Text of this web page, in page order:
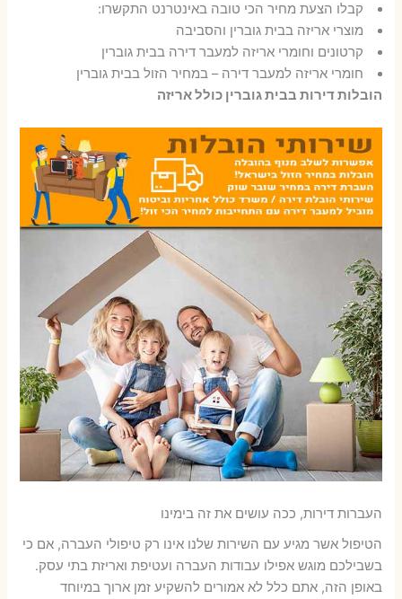
קבלו הצעת מחיר הכי טובה באינטרנט התקשרו:
מוצרי אריזה בבית גוברין והסביבה
קרטונים וחומרי אריזה למעבר דירה בבית גוברין
חומרי אריזה למעבר דירה – במחיר הזול בבית גוברין
הובלות דירות בבית גוברין כולל אריזה
העברות דירות, ככה עושים את זה בימינו
הטיפול אשר מגיע עם השירות שלנו אינו רק טיפולי העברה, אם כי
בשבילכם מוגש אפילו עבודות העברה ועטיפת ואריזת בתי עסק.
באופן הזה, אתם כלל לא אמורים להשקיע זמן ארוך במיוחד